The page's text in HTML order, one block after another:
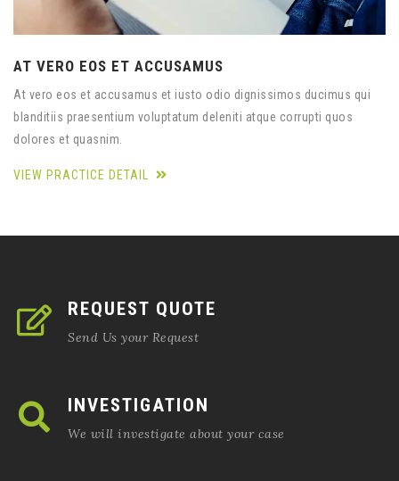
AT VERO EOS ET ACCUSAMUS
At vero eos et accusamus et iusto odio dignissimos ducimus qui
blanditiis praesentium voluptatum deleniti atque corrupti quos
dolores et quasnim.
VIEW PRACTICE DETAIL
REQUEST QUOTE
Send Us your Request
INVESTIGATION
We will investigate about your case